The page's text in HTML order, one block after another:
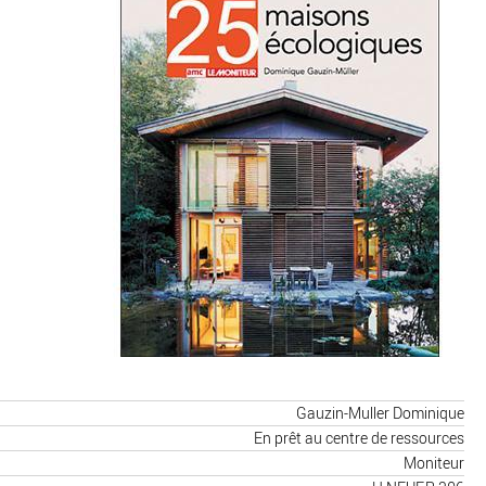
Gauzin-Muller Dominique
En prêt au centre de ressources
Moniteur